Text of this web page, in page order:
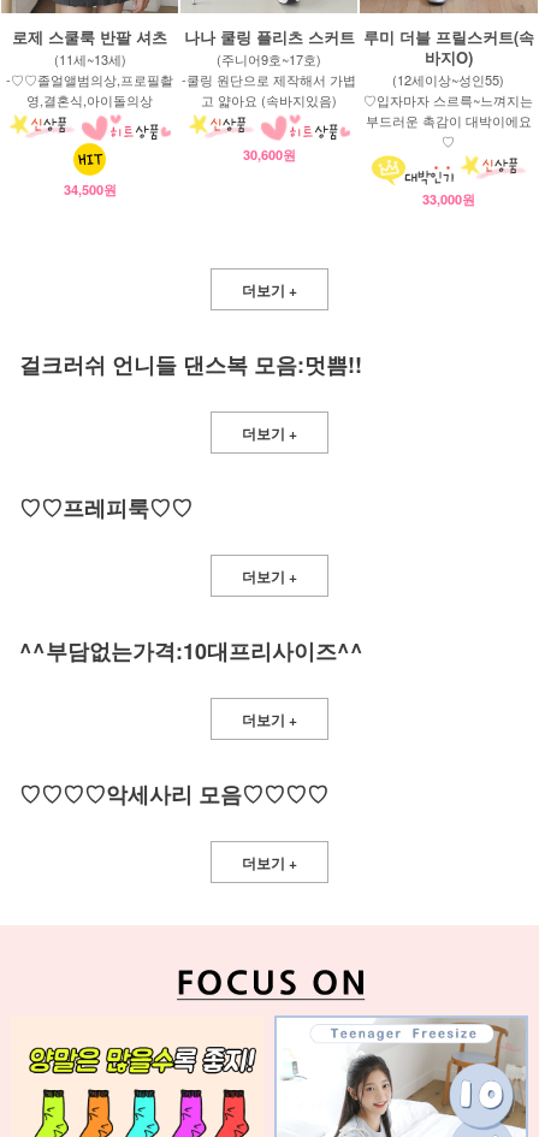
로제 스쿨룩 반팔 셔츠
(11세~13세)
-♡♡졸얼앨범의상,프로필촬
영,결혼식,아이돌의상
34,500원
나나 쿨링 플리츠 스커트
(주니어9호~17호)
-쿨링 원단으로 제작해서 가볍
고 얇아요 (속바지있음)
30,600원
루미 더블 프릴스커트(속
바지O)
(12세이상~성인55)
♡입자마자 스르륵~느껴지는
부드러운 촉감이 대박이에요
♡
33,000원
더보기 +
걸크러쉬 언니들 댄스복 모음:멋쁨!!
더보기 +
♡♡프레피룩♡♡
더보기 +
^^부담없는가격:10대프리사이즈^^
더보기 +
♡♡♡♡악세사리 모음♡♡♡♡
더보기 +